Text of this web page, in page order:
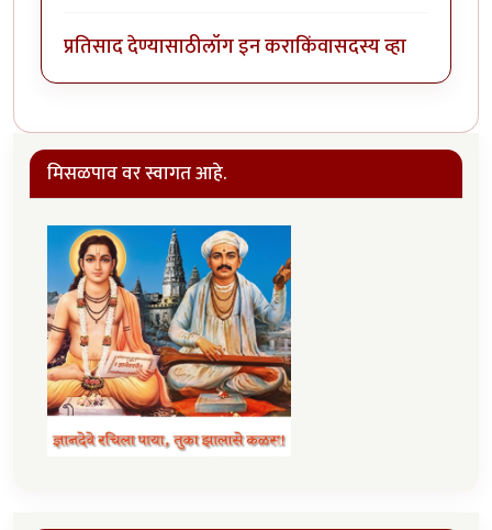
प्रतिसाद देण्यासाठीलॉग इन कराकिंवासदस्य व्हा
मिसळपाव वर स्वागत आहे.